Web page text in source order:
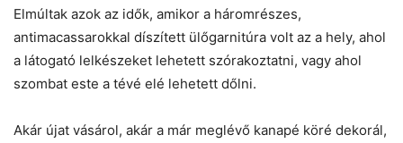
Elmúltak azok az idők, amikor a háromrészes,
antimacassarokkal díszített ülőgarnitúra volt az a hely, ahol
a látogató lelkészeket lehetett szórakoztatni, vagy ahol
szombat este a tévé elé lehetett dőlni.
Akár újat vásárol, akár a már meglévő kanapé köré dekorál,